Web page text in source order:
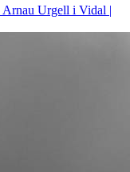
Arnau Urgell i Vidal |